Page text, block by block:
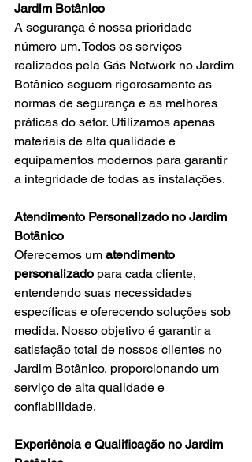
Jardim Botânico
A segurança é nossa prioridade
número um. Todos os serviços
realizados pela Gás Network no Jardim
Botânico seguem rigorosamente as
normas de segurança e as melhores
práticas do setor. Utilizamos apenas
materiais de alta qualidade e
equipamentos modernos para garantir
a integridade de todas as instalações.
Atendimento Personalizado no Jardim
Botânico
Oferecemos um atendimento
personalizado para cada cliente,
entendendo suas necessidades
específicas e oferecendo soluções sob
medida. Nosso objetivo é garantir a
satisfação total de nossos clientes no
Jardim Botânico, proporcionando um
serviço de alta qualidade e
confiabilidade.
Experiência e Qualificação no Jardim